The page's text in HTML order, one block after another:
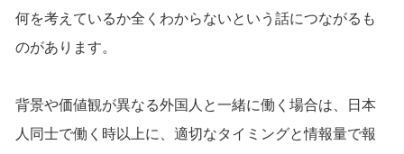
何を考えているか全くわからないという話につながるも
のがあります。
背景や価値観が異なる外国人と一緒に働く場合は、日本
人同士で働く時以上に、適切なタイミングと情報量で報